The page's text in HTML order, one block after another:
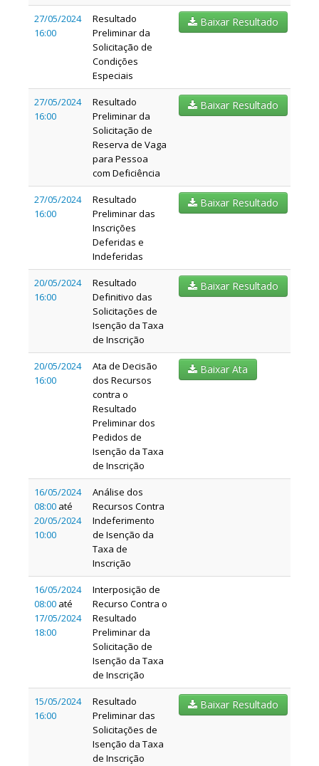
27/05/2024
16:00
Resultado
Preliminar da
Solicitação de
Condições
Especiais
Baixar Resultado
27/05/2024
16:00
Resultado
Preliminar da
Solicitação de
Reserva de Vaga
para Pessoa
com Deficiência
Baixar Resultado
27/05/2024
16:00
Resultado
Preliminar das
Inscrições
Deferidas e
Indeferidas
Baixar Resultado
20/05/2024
16:00
Resultado
Definitivo das
Solicitações de
Isenção da Taxa
de Inscrição
Baixar Resultado
20/05/2024
16:00
Ata de Decisão
dos Recursos
contra o
Resultado
Preliminar dos
Pedidos de
Isenção da Taxa
de Inscrição
Baixar Ata
16/05/2024
08:00 até
20/05/2024
10:00
Análise dos
Recursos Contra
Indeferimento
de Isenção da
Taxa de
Inscrição
16/05/2024
08:00 até
17/05/2024
18:00
Interposição de
Recurso Contra o
Resultado
Preliminar da
Solicitação de
Isenção da Taxa
de Inscrição
15/05/2024
16:00
Resultado
Preliminar das
Solicitações de
Isenção da Taxa
de Inscrição
Baixar Resultado